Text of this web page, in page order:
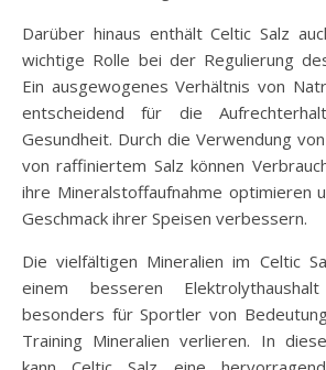
Darüber hinaus enthält Celtic Salz
wichtige Rolle bei der Regulierung
Ein ausgewogenes Verhältnis von
entscheidend für die
Gesundheit. Durch die Verwendung
von raffiniertem Salz können
ihre Mineralstoffaufnahme optimieren
Geschmack ihrer Speisen verbessern.
Die vielfältigen Mineralien im Celtic
einem besseren
besonders für Sportler von
Training Mineralien verlieren. In